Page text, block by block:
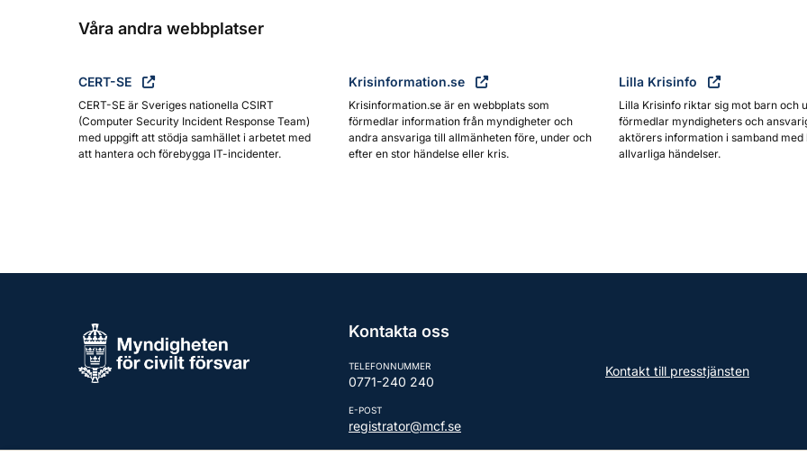
Våra andra webbplatser
CERT-SE
CERT-SE är Sveriges nationella CSIRT
(Computer Security Incident Response Team)
med uppgift att stödja samhället i arbetet med
att hantera och förebygga IT-incidenter.
Krisinformation.se
Krisinformation.se är en webbplats som
förmedlar information från myndigheter och
andra ansvariga till allmänheten före, under och
efter en stor händelse eller kris.
Lilla Krisinfo
Lilla Krisinfo riktar sig mot barn och
förmedlar myndigheters och
aktörers information i samband
allvarliga händelser.
Kontakta oss
TELEFONNUMMER
0771-240 240
E-POST
registrator@mcf.se
Kontakt till presstjänsten